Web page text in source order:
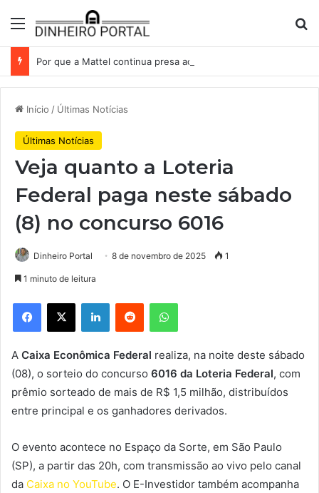
Menu
Início / Últimas Notícias
Últimas Notícias
Veja quanto a Loteria
Federal paga neste sábado
(8) no concurso 6016
Dinheiro Portal 8 de novembro de 2025 1
1 minuto de leitura
Facebook
X LinkedinReddit WhatsApp
A Caixa Econômica Federal realiza, na noite deste sábado
(08), o sorteio do concurso 6016 da Loteria Federal, com
prêmio sorteado de mais de R$ 1,5 milhão, distribuídos
entre principal e os ganhadores derivados.
O evento acontece no Espaço da Sorte, em São Paulo
(SP), a partir das 20h, com transmissão ao vivo pelo canal
da Caixa no YouTube. O E-Investidor também acompanha